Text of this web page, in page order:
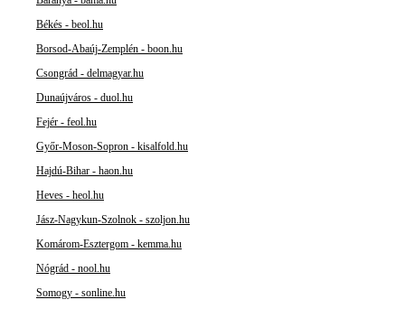
Békés - beol.hu
Borsod-Abaúj-Zemplén - boon.hu
Csongrád - delmagyar.hu
Dunaújváros - duol.hu
Fejér - feol.hu
Győr-Moson-Sopron - kisalfold.hu
Hajdú-Bihar - haon.hu
Heves - heol.hu
Jász-Nagykun-Szolnok - szoljon.hu
Komárom-Esztergom - kemma.hu
Nógrád - nool.hu
Somogy - sonline.hu